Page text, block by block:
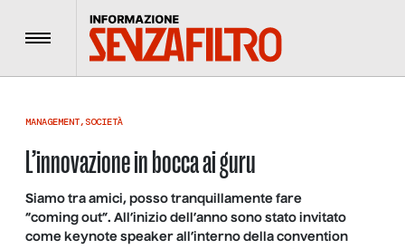
Menu
MANAGEMENT, SOCIETÀ
L’innovazione in bocca ai guru
Siamo tra amici, posso tranquillamente fare
“coming out”. All’inizio dell’anno sono stato invitato
come keynote speaker all’interno della convention